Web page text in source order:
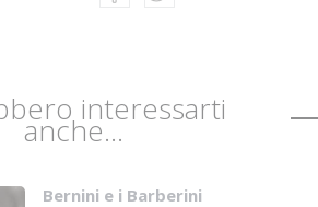
interessarti
anche...
Bernini e i Barberini